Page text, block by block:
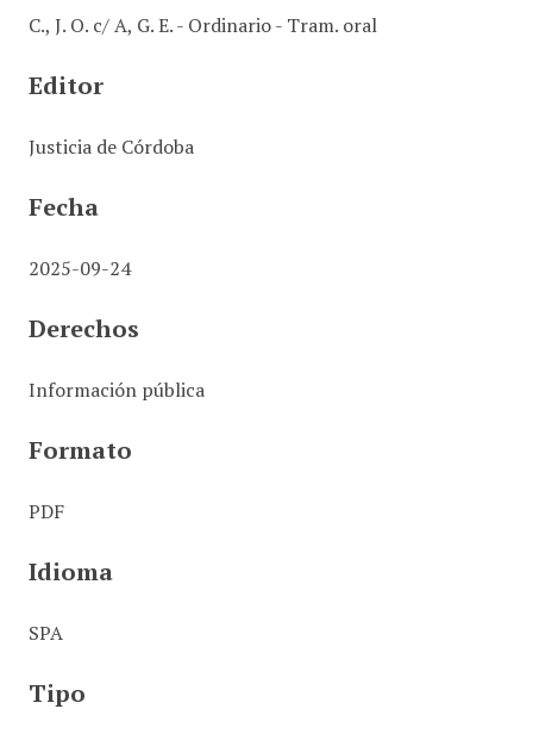
C., J. O. c/ A, G. E. - Ordinario - Tram. oral
Editor
Justicia de Córdoba
Fecha
2025-09-24
Derechos
Información pública
Formato
PDF
Idioma
SPA
Tipo